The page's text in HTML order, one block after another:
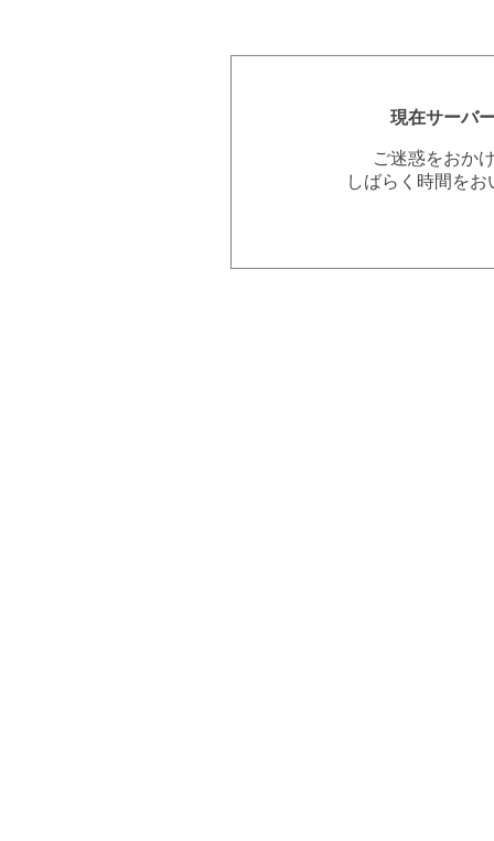
現在サーバ
ご迷惑をおか
しばらく時間を